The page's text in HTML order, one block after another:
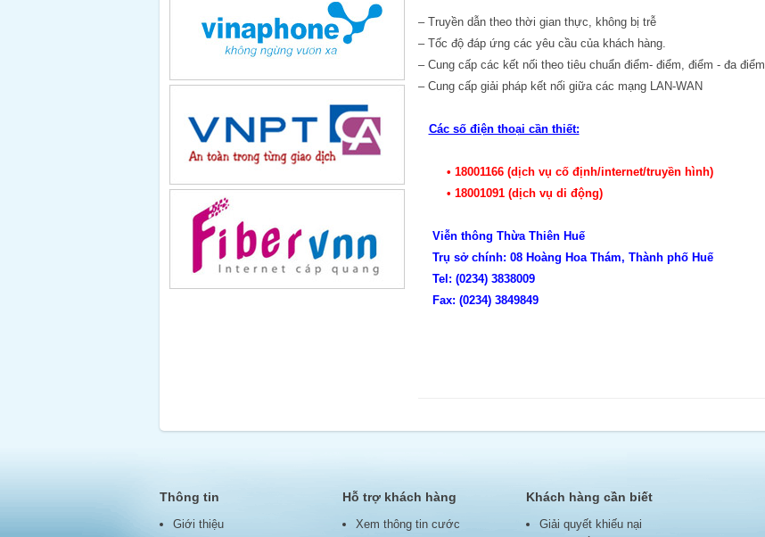
– Truyền dẫn theo thời gian thực, không bị trễ
– Tốc độ đáp ứng các yêu cầu của khách hàng.
– Cung cấp các kết nối theo tiêu chuẩn điểm- điểm, điểm - đa điểm
– Cung cấp giải pháp kết nối giữa các mạng LAN-WAN
Các số điện thoại cần thiết:
• 18001166 (dịch vụ cố định/internet/truyền hình)
• 18001091 (dịch vụ di động)
Viễn thông Thừa Thiên Huế
Trụ sở chính: 08 Hoàng Hoa Thám, Thành phố Huế
Tel: (0234) 3838009
Fax: (0234) 3849849
Thông tin
Giới thiệu
Hỗ trợ khách hàng
Xem thông tin cước
Khách hàng cần biết
Giải quyết khiếu nại